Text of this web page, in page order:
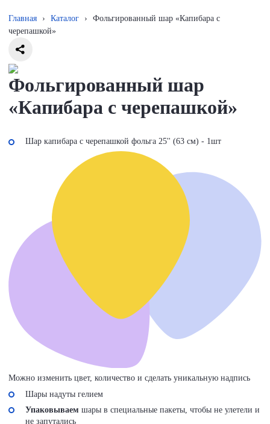
Главная › Каталог ›
Фольгированный шар «Капибара с
черепашкой»
Фольгированный шар
«Капибара с черепашкой»
Шар капибара с черепашкой фольга 25'' (63 см) - 1шт
Можно изменить цвет, количество и сделать уникальную надпись
Шары надуты гелием
Упаковываем шары в специальные пакеты, чтобы не улетели и
не запутались